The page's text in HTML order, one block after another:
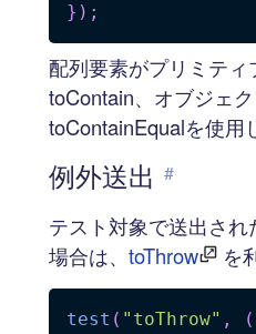
} ) ;
配列要素がプリミティ
toContain、オブジェ
toContainEqualを使用
例外送出 #
テスト対象で送出さ
場合は、 toThrow を
test ( "toThrow" , (